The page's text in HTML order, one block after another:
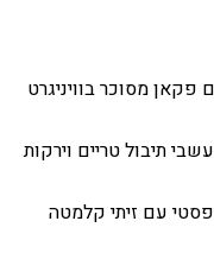
פקאן מסוכר בוויניגרט
תיבול טריים וירקות
עם זיתי קלמטה